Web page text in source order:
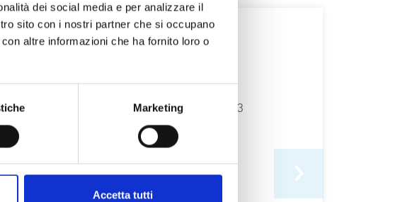
dei social media e per analizzare il
sito con i nostri partner che si occupano
altre informazioni che ha fornito loro o
Marketing
Accetta tutti
Contatti
Piazza Duca d'Aosta 24/26, 34073
info@ducadaostagrado.it